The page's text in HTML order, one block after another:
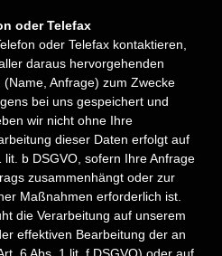
oder Telefax
oder Telefax kontaktieren,
daraus hervorgehenden
Anfrage) zum Zwecke
bei uns gespeichert und
wir nicht ohne Ihre
dieser Daten erfolgt auf
b DSGVO, sofern Ihre Anfrage
zusammenhängt oder zur
Maßnahmen erforderlich ist.
die Verarbeitung auf unserem
effektiven Bearbeitung der an